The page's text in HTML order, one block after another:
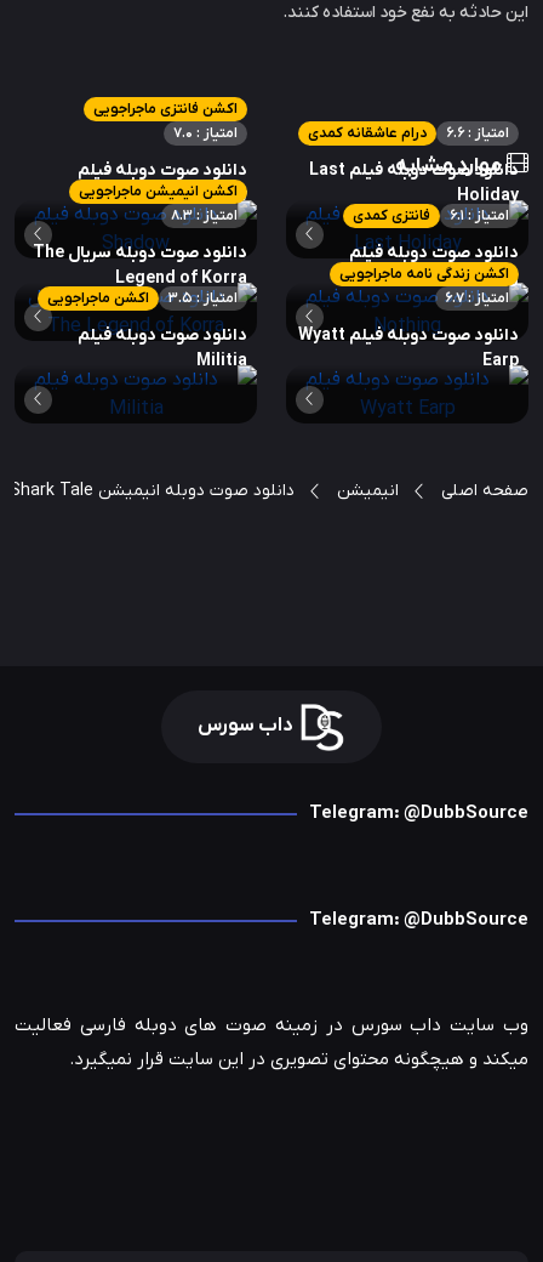
این حادثه به نفع خود استفاده کنند.
موارد مشابه
درام عاشقانه کمدی امتیاز : 6.6
دانلود صوت دوبله فیلم Last
Holiday
اکشن فانتزی ماجراجویی
امتیاز : 7.0
دانلود صوت دوبله فیلم
Shadow
فانتزی کمدی امتیاز : 6.1
دانلود صوت دوبله فیلم
Nothing
اکشن انیمیشن ماجراجویی
امتیاز : 8.3
دانلود صوت دوبله سریال The
Legend of Korra
اکشن زندگی نامه ماجراجویی
امتیاز : 6.7
دانلود صوت دوبله فیلم Wyatt
Earp
اکشن ماجراجویی امتیاز : 3.5
دانلود صوت دوبله فیلم
Militia
صفحه اصلی انیمیشن دانلود صوت دوبله انیمیشن Shark Tale
داب سورس
Telegram: @DubbSource
Telegram: @DubbSource
وب سایت داب سورس در زمینه صوت های دوبله فارسی فعالیت
میکند و هیچگونه محتوای تصویری در این سایت قرار نمیگیرد.